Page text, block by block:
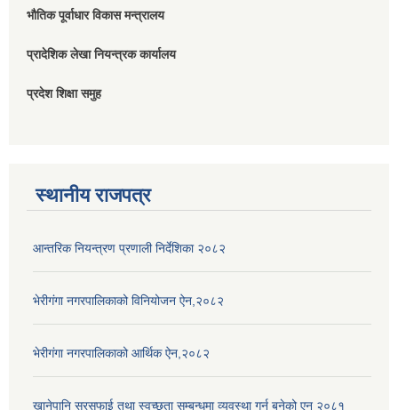
भौतिक पूर्वाधार विकास मन्त्रालय
प्रादेशिक लेखा नियन्त्रक कार्यालय
प्रदेश शिक्षा समुह
स्थानीय राजपत्र
आन्तरिक नियन्त्रण प्रणाली निर्देशिका २०८२
भेरीगंगा नगरपालिकाको विनियोजन ऐन,२०८२
भेरीगंगा नगरपालिकाको आर्थिक ऐन,२०८२
खानेपानि सरसफाई तथा स्वच्छता सम्बन्धमा व्यवस्था गर्न बनेको एन २०८१